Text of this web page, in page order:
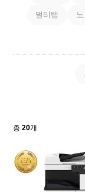
멀티탭
총20개